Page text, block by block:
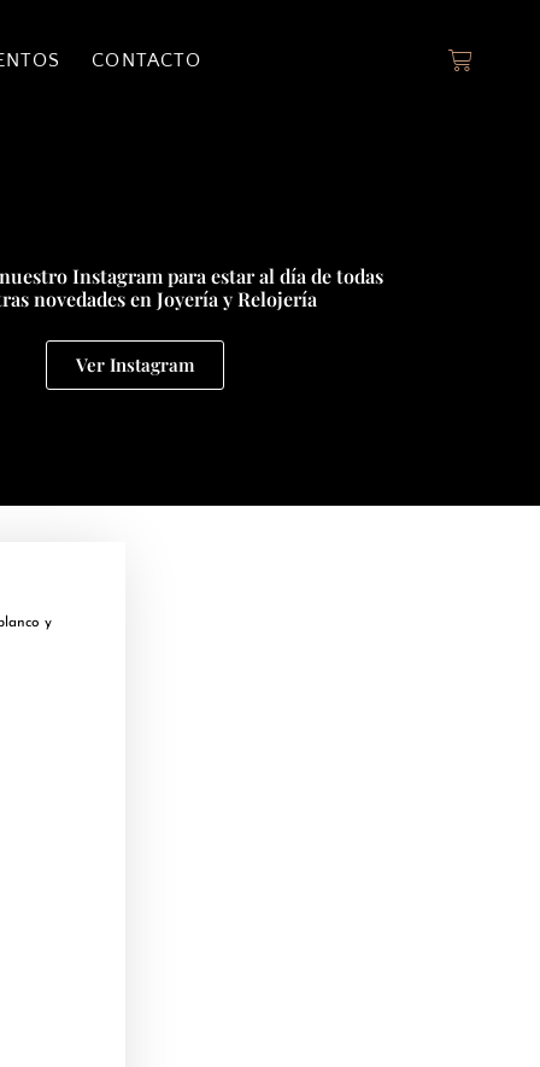
CONTACTO
Instagram para estar al día de todas
novedades en Joyería y Relojería
Ver Instagram
y